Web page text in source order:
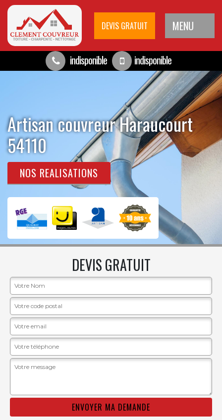
DEVIS GRATUIT MENU
indisponible indisponible
Artisan couvreur Haraucourt
54110
NOS REALISATIONS
DEVIS GRATUIT